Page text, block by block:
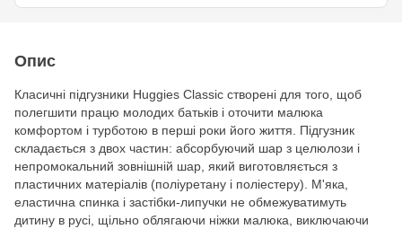
Опис
Класичні підгузники Huggies Clаssic створені для того, щоб
полегшити працю молодих батьків і оточити малюка
комфортом і турботою в перші роки його життя. Підгузник
складається з двох частин: абсорбуючий шар з целюлози і
непромокальний зовнішній шар, який виготовляється з
пластичних матеріалів (поліуретану і поліестеру). М'яка,
еластична спинка і застібки-липучки не обмежуватимуть
дитину в русі, щільно облягаючи ніжки малюка, виключаючи